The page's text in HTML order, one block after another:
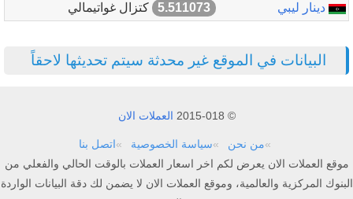
دينار ليبي
5.511073 كتزال غواتيمالي
البيانات في الموقع غير محدثة سيتم تحديثها لاحقاً
© 2015-018 العملات الان
من نحن سياسة الخصوصية
اتصل بنا
موقع العملات الان يعرض لكم اخر اسعار العملات بالوقت الحالي والفعلي من
البنوك المركزية والعالمية، وموقع العملات الان لا يضمن لك دقة البيانات الواردة